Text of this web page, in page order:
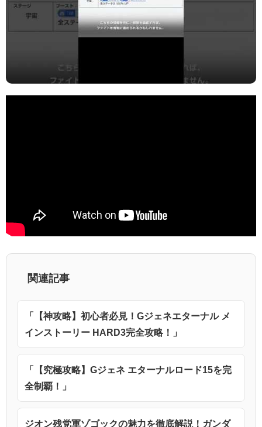
関連記事
「【神攻略】初心者必見！Gジェネエターナル メ
インストーリー HARD3完全攻略！」
「【究極攻略】Gジェネ エターナルロード15を完
全制覇！」
ジオン残党軍ゾゴックの魅力を徹底解説！ガンダ